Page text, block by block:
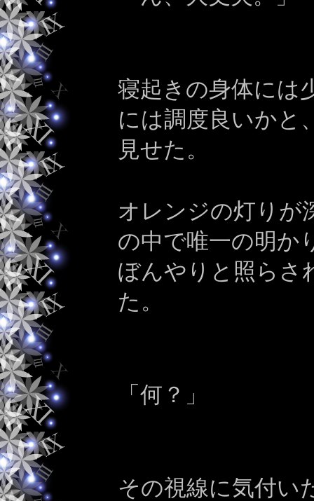
寝起きの身体には
には調度良いかと
見せた。
オレンジの灯りが
の中で唯一の明か
ぼんやりと照らさ
た。
「何？」
その視線に気付い